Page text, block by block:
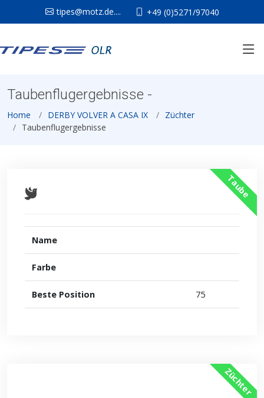
tipes@motz.de.... +49 (0)5271/97040
Taubenflugergebnisse -
Home DERBY VOLVER A CASA IX
Züchter
Taubenflugergebnisse
Taube
Name
Farbe
Beste Position 75
Züchter